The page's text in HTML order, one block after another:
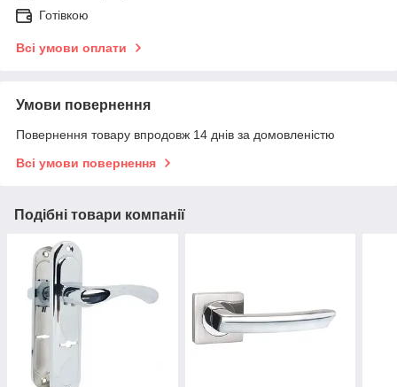
Готівкою
Всі умови оплати
Умови повернення
Повернення товару впродовж 14 днів за домовленістю
Всі умови повернення
Подібні товари компанії